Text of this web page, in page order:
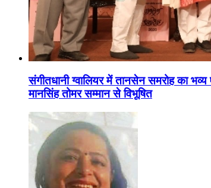
संगीतधानी ग्वालियर में तानसेन समरोह का
मानसिंह तोमर सम्मान से विभूषित